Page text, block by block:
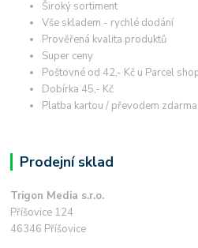
Široký sortiment
Vše skladem - rychlé dodání
Prověřená kvalita produktů
Super ceny
Poštovné od 42,- Kč u Parcel
Dobírka 45,- Kč
Platba kartou / převodem zdarma
Prodejní sklad
Trigon Media s.r.o.
Příšovice 124
46346 Příšovice